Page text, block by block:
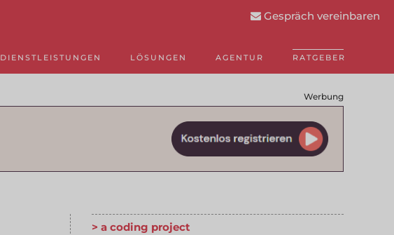
DIENSTLEISTUNGEN LÖSUNGEN AGENTUR RATGEBER
Gespräch vereinbaren
Werbung
a coding project